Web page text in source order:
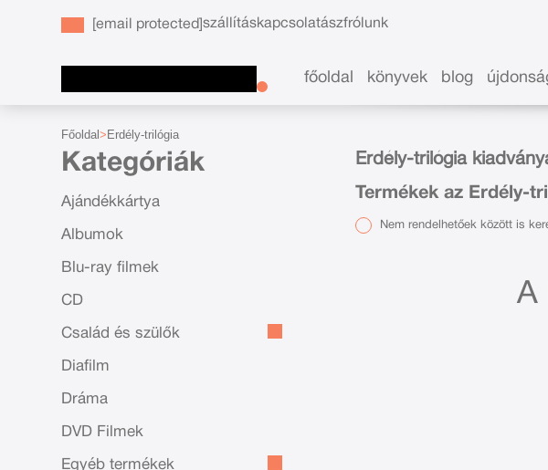
[email protected]szállításkapcsolatászfrólunk
főoldal könyvek blog
Főoldal Erdély-trilógia
Kategóriák
Ajándékkártya
Albumok
Blu-ray filmek
CD
Család és szülők
Diafilm
Dráma
DVD Filmek
Egyéb termékek
Erdély-trilógia
Termékek az Erdély-
Nem rendelhetőek között is
A